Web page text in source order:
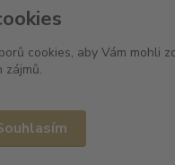
cookies, aby Vám mohli
zájmů.